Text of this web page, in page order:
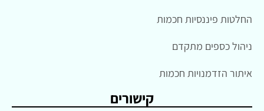
החלטות פיננסיות חכמות
ניהול כספים מתקדם
איתור הזדמנויות חכמות
קישורים